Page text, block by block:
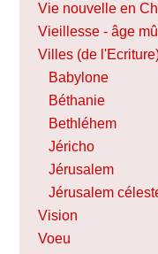
Vie nouvelle en
Vieillesse - âge
Villes (de
Babylone
Béthanie
Bethléhem
Jéricho
Jérusalem
Jérusalem
Vision
Voeu